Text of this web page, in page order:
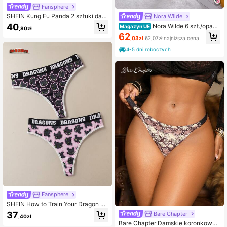
Fansphere
SHEIN Kung Fu Panda 2 sztuki dam
skich, uroczych, kreskówkowych,
wygodnych majtek
40 ,80zł
Fansphere
SHEIN How to Train Your Dragon D
amskie wygodne, miękkie, urocze fi
gi z taśmą w kreskówkowy wzór
37 ,40zł
Nora Wilde
Magazyn UE Nora Wilde 6 szt./opako
wanie Eleganckie, jednokolorowe k
oronkowe majtki bikini dla kobiet
62 ,03zł 62,07złnajniższa cena
4-5 dni roboczych
Bare Chapter
Bare Chapter Damskie koronkowe f